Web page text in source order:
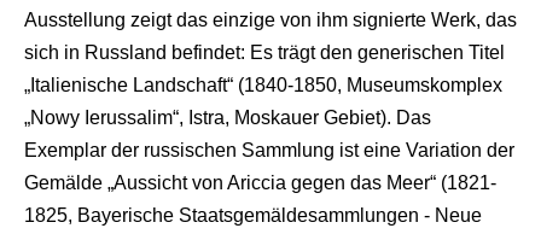
Ausstellung zeigt das einzige von ihm signierte Werk, das
sich in Russland befindet: Es trägt den generischen Titel
„Italienische Landschaft“ (1840-1850, Museumskomplex
„Nowy Ierussalim“, Istra, Moskauer Gebiet). Das
Exemplar der russischen Sammlung ist eine Variation der
Gemälde „Aussicht von Ariccia gegen das Meer“ (1821-
1825, Bayerische Staatsgemäldesammlungen - Neue